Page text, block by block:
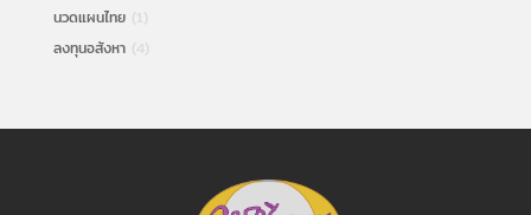
นวดแผนไทย(1)
ลงทุนอสังหา(4)